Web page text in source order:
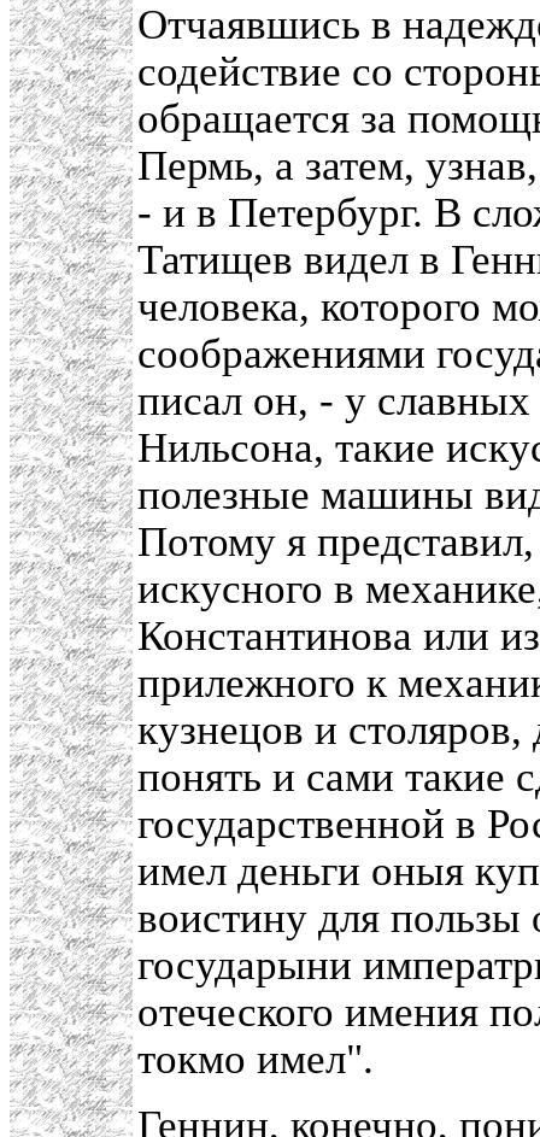
Отчаявшись в
содействие со
обращается за
Пермь, а затем,
- и в Петербург. В
Татищев видел в
человека, которого
соображениями
писал он, - у
Нильсона, такие
полезные машины
Потому я
искусного в
Константинова или
прилежного к
кузнецов и
понять и сами такие
государственной в
имел деньги оныя
воистину для пользы
государыни
отеческого имения
токмо имел".
Геннин, конечно,